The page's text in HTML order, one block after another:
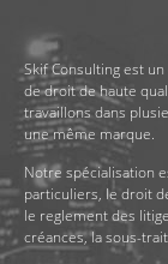
Skif Consulting est
de droit de haute
travaillons dans
une même marque.
Notre spécialisation
particuliers, le droit
le reglement des
créances, la sous-